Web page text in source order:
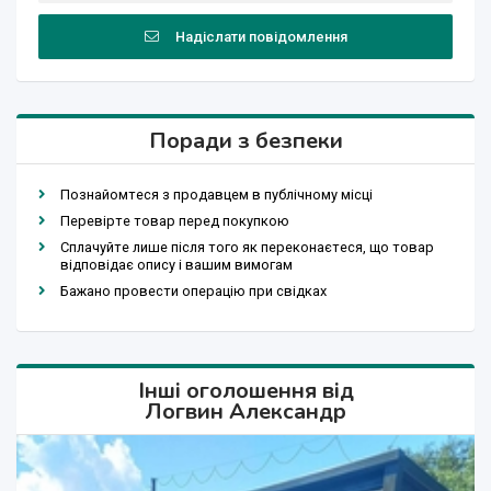
Надіслати повідомлення
Поради з безпеки
Познайомтеся з продавцем в публічному місці
Перевірте товар перед покупкою
Сплачуйте лише після того як переконаєтеся, що товар
відповідає опису і вашим вимогам
Бажано провести операцію при свідках
Інші оголошення від
Логвин Александр